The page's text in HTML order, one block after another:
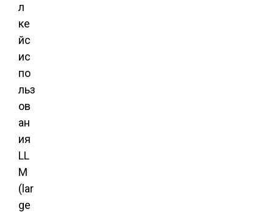
л
ке
йс
ис
по
льз
ов
ан
ия
LL
M
(lar
ge